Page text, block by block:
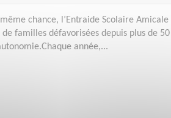
chance, l’Entraide Scolaire Amicale
familles défavorisées depuis plus de 50
année,...